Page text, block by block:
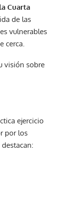
Cuarta
de las
vulnerables
cerca.
visión sobre
ejercicio
por los